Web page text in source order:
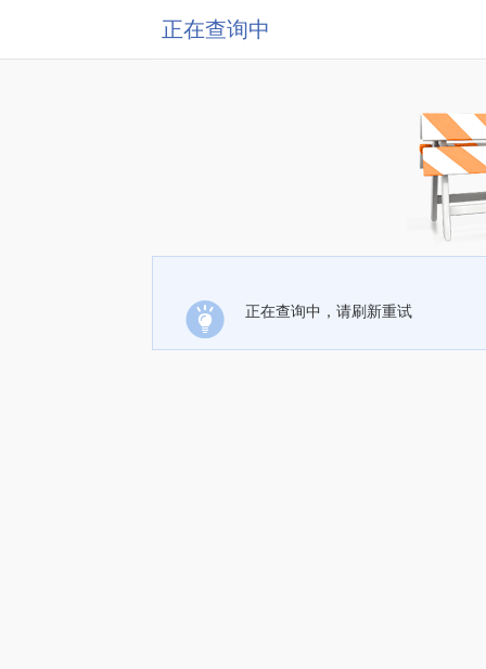
正在查询中
正在查询中，请刷新重试